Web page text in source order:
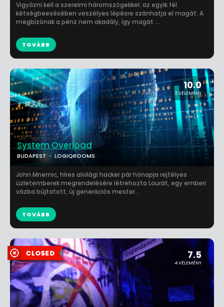
Vigyázni kell a szerelmi háromszögekkel: az egyik fél
kétségbeesésében veszélyes lépésre szánhatja el magát. A
megbízónak a pénz nem akadály, így magát ...
TOVÁBB
10.0
3 VÉLEMÉNY
System Overload
BUDAPEST LOGIQROOMS
John Mnemic, híres alvilági hacker pár hónapja rejtélyes
üzletemberek megrendelésére létrehozta Laurát, egy emberi
vázba bújtatott, új generációs mester...
TOVÁBB
7.5
4 VÉLEMÉNY